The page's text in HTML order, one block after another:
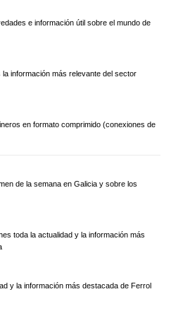
e información útil sobre el mundo de
información más relevante del sector
en formato comprimido (conexiones de
de la semana en Galicia y sobre los
toda la actualidad y la información más
y la información más destacada de Ferrol